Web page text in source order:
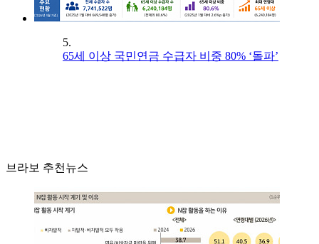
5.
65세 이상 국민연금 수급자 비중 80% ‘돌파’
브라보 추천뉴스